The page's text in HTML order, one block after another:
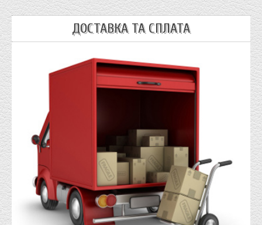
ДОСТАВКА ТА СПЛАТА